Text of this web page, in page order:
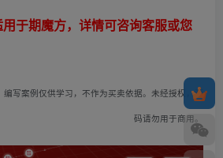
于期魔方，详情可咨询客服或您
写案例仅供学习，不作为买卖依据。未经授权，源
码请勿用于商用。